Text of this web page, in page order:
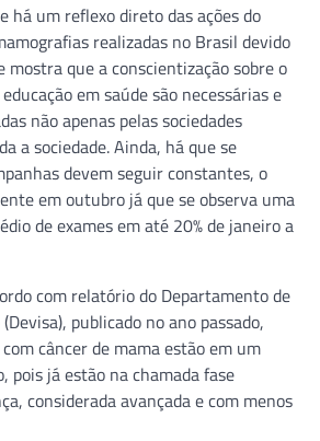
há um reflexo direto das ações do
realizadas no Brasil devido
mostra que a conscientização sobre o
em saúde são necessárias e
não apenas pelas sociedades
a sociedade. Ainda, há que se
devem seguir constantes, o
em outubro já que se observa uma
de exames em até 20% de janeiro a
com relatório do Departamento de
publicado no ano passado,
câncer de mama estão em um
já estão na chamada fase
considerada avançada e com menos